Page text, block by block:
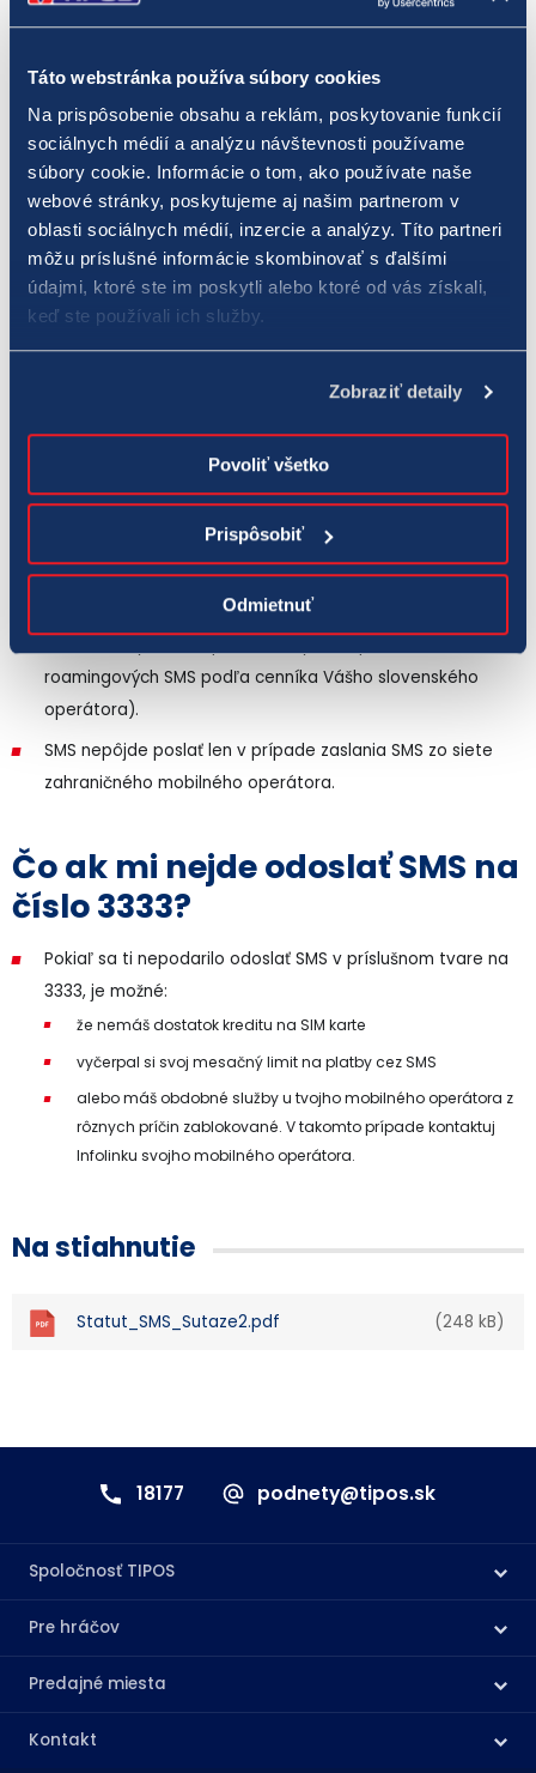
Táto webstránka používa súbory cookies
Na prispôsobenie obsahu a reklám, poskytovanie funkcií
sociálnych médií a analýzu návštevnosti používame
súbory cookie. Informácie o tom, ako používate naše
webové stránky, poskytujeme aj našim partnerom v
oblasti sociálnych médií, inzercie a analýzy. Títo partneri
môžu príslušné informácie skombinovať s ďalšími
údajmi, ktoré ste im poskytli alebo ktoré od vás získali,
keď ste používali ich služby.
Zobraziť detaily
Povoliť všetko
Prispôsobiť
Odmietnuť
Môžem sa do súťaže zapojiť aj
online registráciou na webe?
Nie.
Do súťaže budú zaradené iba telefónne čísla, z ktorých boli
úspešne podané tipy do niektorej z číselných hier cez SMS
a/alebo zakúpené SMS žreby. Potvrdenie o zaradení do
Funguje táto súťaž u všetkých
mobilných operátorov v SR?
Áno, u všetkých slovenských mobilných operátorov,
vrátane napr. FunFónu či TescoMobile.
Funguje aj pri poslaní SMS v zahraničí zo slovenského tel.
roamingových SMS podľa cenníka Vášho slovenského
operátora).
SMS nepôjde poslať len v prípade zaslania SMS zo siete
zahraničného mobilného operátora.
Čo ak mi nejde odoslať SMS na
číslo 3333?
Pokiaľ sa ti nepodarilo odoslať SMS v príslušnom tvare na
3333, je možné:
že nemáš dostatok kreditu na SIM karte
vyčerpal si svoj mesačný limit na platby cez SMS
alebo máš obdobné služby u tvojho mobilného operátora z
rôznych príčin zablokované. V takomto prípade kontaktuj
Infolinku svojho mobilného operátora.
Na stiahnutie
Statut_SMS_Sutaze2.pdf (248 kB)
18177 podnety@tipos.sk
Spoločnosť TIPOS
Pre hráčov
Predajné miesta
Kontakt